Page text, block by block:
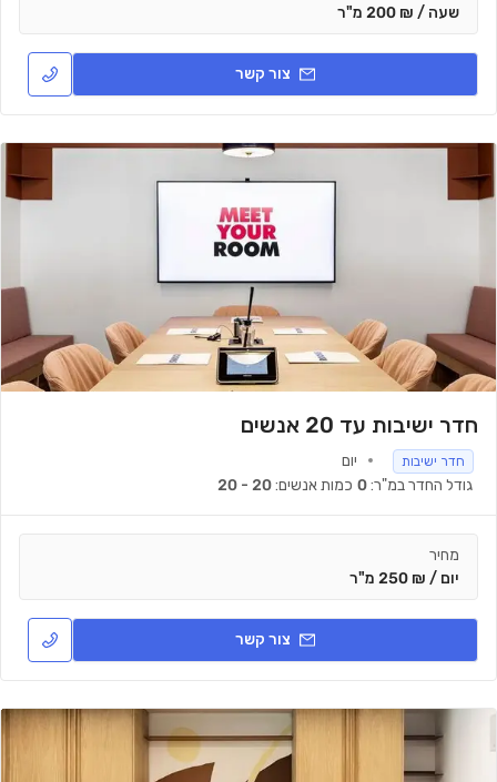
שעה / ₪ 200 מ"ר
צור קשר
חדר ישיבות עד 20 אנשים
חדר ישיבות
יום
כמות אנשים:20 - 20 גודל החדר במ"ר:0
מחיר
יום / ₪ 250 מ"ר
צור קשר